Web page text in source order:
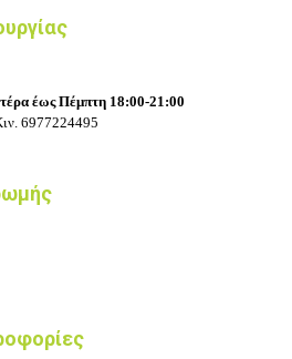
έως Πέμπτη 18:00-21:00
6977224495